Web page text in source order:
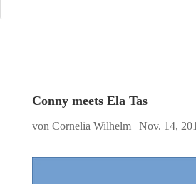
Conny meets Ela Tas
von Cornelia Wilhelm| Nov. 14,